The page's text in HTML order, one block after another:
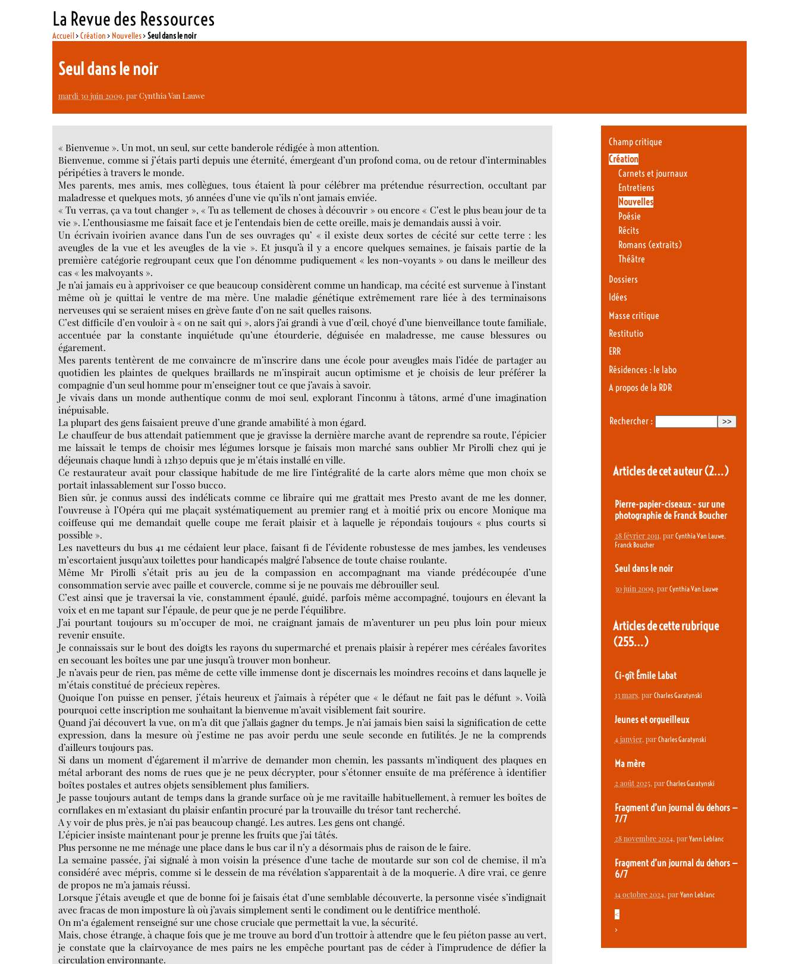
La Revue des Ressources
Accueil>Création > Nouvelles>Seul dans le noir
Seul dans le noir
mardi 30 juin 2009, parCynthia Van Lauwe
« Bienvenue ». Un mot, un seul, sur cette banderole rédigée à mon attention.
Bienvenue, comme si j’étais parti depuis une éternité, émergeant d’un profond coma, ou de retour d’interminables
péripéties à travers le monde.
Mes parents, mes amis, mes collègues, tous étaient là pour célébrer ma prétendue résurrection, occultant par
maladresse et quelques mots, 36 années d’une vie qu’ils n’ont jamais enviée.
« Tu verras, ça va tout changer », « Tu as tellement de choses à découvrir » ou encore « C’est le plus beau jour de ta
vie ». L’enthousiasme me faisait face et je l’entendais bien de cette oreille, mais je demandais aussi à voir.
Un écrivain ivoirien avance dans l’un de ses ouvrages qu’ « il existe deux sortes de cécité sur cette terre : les
aveugles de la vue et les aveugles de la vie ». Et jusqu’à il y a encore quelques semaines, je faisais partie de la
première catégorie regroupant ceux que l’on dénomme pudiquement « les non-voyants » ou dans le meilleur des
cas « les malvoyants ».
Je n’ai jamais eu à apprivoiser ce que beaucoup considèrent comme un handicap, ma cécité est survenue à l’instant
même où je quittai le ventre de ma mère. Une maladie génétique extrêmement rare liée à des terminaisons
nerveuses qui se seraient mises en grève faute d’on ne sait quelles raisons.
C’est difficile d’en vouloir à « on ne sait qui », alors j’ai grandi à vue d’œil, choyé d’une bienveillance toute familiale,
accentuée par la constante inquiétude qu’une étourderie, déguisée en maladresse, me cause blessures ou
égarement.
Mes parents tentèrent de me convaincre de m’inscrire dans une école pour aveugles mais l’idée de partager au
quotidien les plaintes de quelques braillards ne m’inspirait aucun optimisme et je choisis de leur préférer la
compagnie d’un seul homme pour m’enseigner tout ce que j’avais à savoir.
Je vivais dans un monde authentique connu de moi seul, explorant l’inconnu à tâtons, armé d’une imagination
inépuisable.
La plupart des gens faisaient preuve d’une grande amabilité à mon égard.
Le chauffeur de bus attendait patiemment que je gravisse la dernière marche avant de reprendre sa route, l’épicier
me laissait le temps de choisir mes légumes lorsque je faisais mon marché sans oublier Mr Pirolli chez qui je
déjeunais chaque lundi à 12h30 depuis que je m’étais installé en ville.
Ce restaurateur avait pour classique habitude de me lire l’intégralité de la carte alors même que mon choix se
portait inlassablement sur l’osso bucco.
Bien sûr, je connus aussi des indélicats comme ce libraire qui me grattait mes Presto avant de me les donner,
l’ouvreuse à l’Opéra qui me plaçait systématiquement au premier rang et à moitié prix ou encore Monique ma
coiffeuse qui me demandait quelle coupe me ferait plaisir et à laquelle je répondais toujours « plus courts si
possible ».
Les navetteurs du bus 41 me cédaient leur place, faisant fi de l’évidente robustesse de mes jambes, les vendeuses
m’escortaient jusqu’aux toilettes pour handicapés malgré l’absence de toute chaise roulante.
Même Mr Pirolli s’était pris au jeu de la compassion en accompagnant ma viande prédécoupée d’une
consommation servie avec paille et couvercle, comme si je ne pouvais me débrouiller seul.
C’est ainsi que je traversai la vie, constamment épaulé, guidé, parfois même accompagné, toujours en élevant la
voix et en me tapant sur l’épaule, de peur que je ne perde l’équilibre.
J’ai pourtant toujours su m’occuper de moi, ne craignant jamais de m’aventurer un peu plus loin pour mieux
revenir ensuite.
Je connaissais sur le bout des doigts les rayons du supermarché et prenais plaisir à repérer mes céréales favorites
en secouant les boîtes une par une jusqu’à trouver mon bonheur.
Je n’avais peur de rien, pas même de cette ville immense dont je discernais les moindres recoins et dans laquelle je
m’étais constitué de précieux repères.
Quoique l’on puisse en penser, j’étais heureux et j’aimais à répéter que « le défaut ne fait pas le défunt ». Voilà
pourquoi cette inscription me souhaitant la bienvenue m’avait visiblement fait sourire.
Quand j’ai découvert la vue, on m’a dit que j’allais gagner du temps. Je n’ai jamais bien saisi la signification de cette
expression, dans la mesure où j’estime ne pas avoir perdu une seule seconde en futilités. Je ne la comprends
d’ailleurs toujours pas.
Si dans un moment d’égarement il m’arrive de demander mon chemin, les passants m’indiquent des plaques en
métal arborant des noms de rues que je ne peux décrypter, pour s’étonner ensuite de ma préférence à identifier
boîtes postales et autres objets sensiblement plus familiers.
Je passe toujours autant de temps dans la grande surface où je me ravitaille habituellement, à remuer les boîtes de
cornflakes en m’extasiant du plaisir enfantin procuré par la trouvaille du trésor tant recherché.
A y voir de plus près, je n’ai pas beaucoup changé. Les autres. Les gens ont changé.
L’épicier insiste maintenant pour je prenne les fruits que j’ai tâtés.
Plus personne ne me ménage une place dans le bus car il n’y a désormais plus de raison de le faire.
La semaine passée, j’ai signalé à mon voisin la présence d’une tache de moutarde sur son col de chemise, il m’a
considéré avec mépris, comme si le dessein de ma révélation s’apparentait à de la moquerie. A dire vrai, ce genre
de propos ne m’a jamais réussi.
Lorsque j’étais aveugle et que de bonne foi je faisais état d’une semblable découverte, la personne visée s’indignait
avec fracas de mon imposture là où j’avais simplement senti le condiment ou le dentifrice mentholé.
On m‘a également renseigné sur une chose cruciale que permettait la vue, la sécurité.
Mais, chose étrange, à chaque fois que je me trouve au bord d’un trottoir à attendre que le feu piéton passe au vert,
je constate que la clairvoyance de mes pairs ne les empêche pourtant pas de céder à l’imprudence de défier la
circulation environnante.
Champ critique
Création
Carnets et journaux
Entretiens
Nouvelles
Poésie
Récits
Romans (extraits)
Théâtre
Dossiers
Idées
Masse critique
Restitutio
ERR
Résidences : le labo
A propos de la RDR
Rechercher :
Articles de cet auteur(2…)
Pierre-papier-ciseaux - sur une
photographie de Franck Boucher
28 février 2011, par Cynthia Van Lauwe,
Franck Boucher
Seul dans le noir
30 juin 2009, par Cynthia Van Lauwe
Articles de cette rubrique
(255…)
Ci-gît Émile Labat
13 mars, par Charles Garatynski
Jeunes et orgueilleux
4 janvier, par Charles Garatynski
Ma mère
2 août 2025, par Charles Garatynski
Fragment d’un journal du dehors —
7/7
28 novembre 2024, par Yann Leblanc
Fragment d’un journal du dehors —
6/7
14 octobre 2024, par Yann Leblanc
<
>